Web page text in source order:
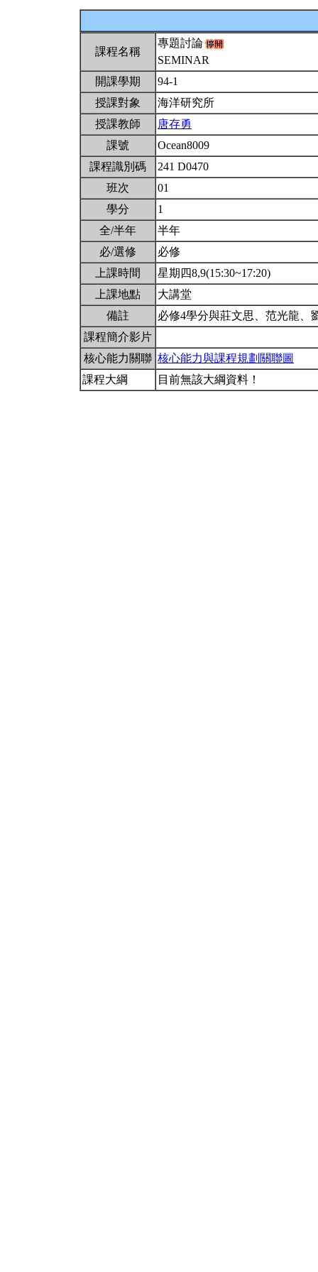
課程名稱
專題討論
SEMINAR
開課學期
94-1
授課對象
海洋研究所
授課教師
唐存勇
課號
Ocean8009
課程識別碼
241 D0470
班次
01
學分
1
全/半年
半年
必/選修
必修
上課時間
星期四8,9(15:30~17:20)
上課地點
大講堂
備註
必修4學分與莊文思、范光龍
課程簡介影片
核心能力關聯 核心能力與課程規劃關聯圖
課程大綱
目前無該大綱資料！